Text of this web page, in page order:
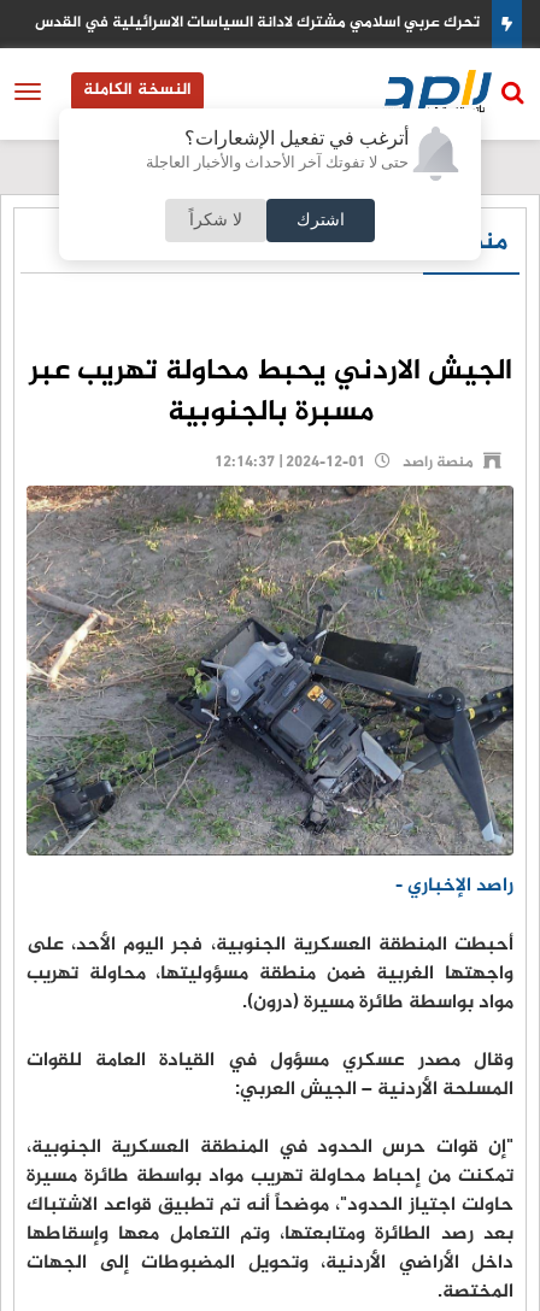
أترغب في تفعيل الإشعارات؟
حتى لا تفوتك آخر الأحداث والأخبار العاجلة
اشترك لا شكراً
تحرك عربي اسلامي مشترك لادانة السياسات الاسرائيلية في القدس
النسخة الكاملة
منصة راصد
الجيش الاردني يحبط محاولة تهريب عبر
مسبرة بالجنوبية
منصة راصد
راصد الإخباري -
أحبطت المنطقة العسكرية الجنوبية، فجر اليوم الأحد، على
واجهتها الغربية ضمن منطقة مسؤوليتها، محاولة تهريب
مواد بواسطة طائرة مسيرة (درون).
وقال مصدر عسكري مسؤول في القيادة العامة للقوات
المسلحة الأردنية – الجيش العربي:
"إن قوات حرس الحدود في المنطقة العسكرية الجنوبية،
تمكنت من إحباط محاولة تهريب مواد بواسطة طائرة مسيرة
حاولت اجتياز الحدود"، موضحاً أنه تم تطبيق قواعد الاشتباك
بعد رصد الطائرة ومتابعتها، وتم التعامل معها وإسقاطها
داخل الأراضي الأردنية، وتحويل المضبوطات إلى الجهات
المختصة.